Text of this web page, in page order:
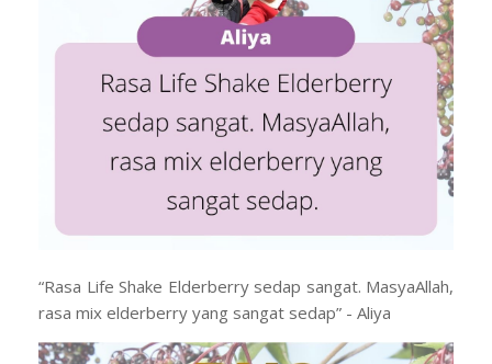
“Rasa Life Shake Elderberry sedap sangat. MasyaAllah,
rasa mix elderberry yang sangat sedap” - Aliya